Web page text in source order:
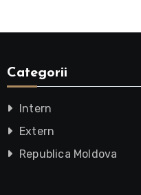
Categorii
Intern
Extern
Republica Moldova